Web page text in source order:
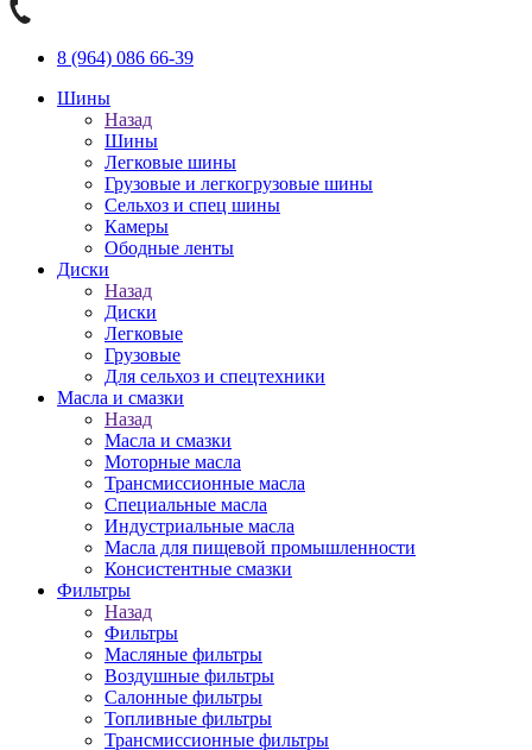
8 (964) 086 66-39
Шины
Назад
Шины
Легковые шины
Грузовые и легкогрузовые шины
Сельхоз и спец шины
Камеры
Ободные ленты
Диски
Назад
Диски
Легковые
Грузовые
Для сельхоз и спецтехники
Масла и смазки
Назад
Масла и смазки
Моторные масла
Трансмиссионные масла
Специальные масла
Индустриальные масла
Масла для пищевой промышленности
Консистентные смазки
Фильтры
Назад
Фильтры
Масляные фильтры
Воздушные фильтры
Салонные фильтры
Топливные фильтры
Трансмиссионные фильтры